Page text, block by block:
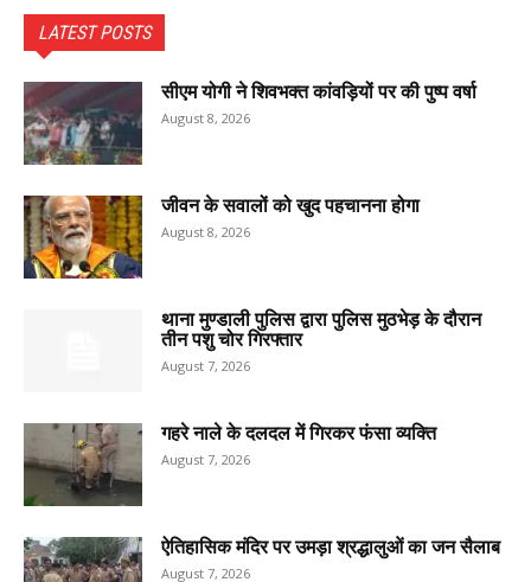
LATEST POSTS
सीएम योगी ने शिवभक्त कांवड़ियों पर की पुष्प वर्षा
August 8, 2026
जीवन के सवालों को खुद पहचानना होगा
August 8, 2026
थाना मुण्डाली पुलिस द्वारा पुलिस मुठभेड़ के दौरान
तीन पशु चोर गिरफ्तार
August 7, 2026
गहरे नाले के दलदल में गिरकर फंसा व्यक्ति
August 7, 2026
ऐतिहासिक मंदिर पर उमड़ा श्रद्धालुओं का जन सैलाब
August 7, 2026